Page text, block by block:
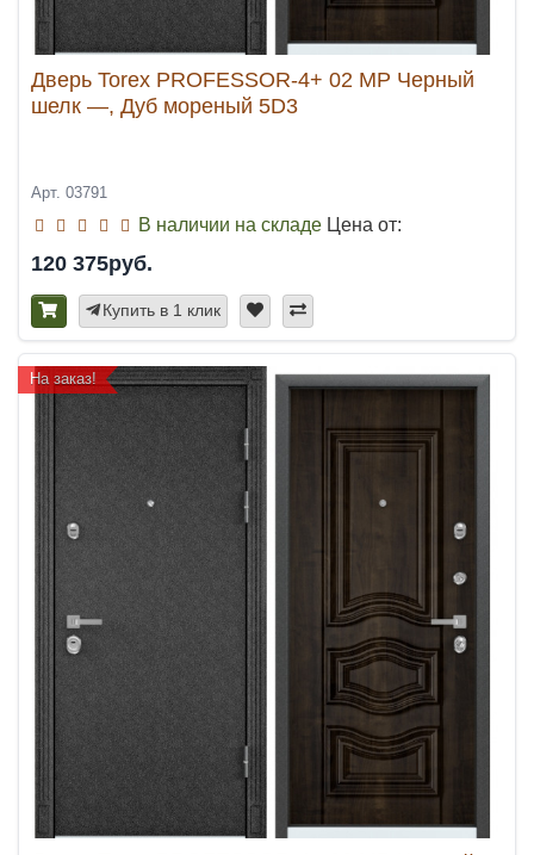
Дверь Torex PROFESSOR-4+ 02 MP Черный
шелк —, Дуб мореный 5D3
Арт. 03791
В наличии на складе Цена от:
120 375руб.
Купить в 1 клик
На заказ!